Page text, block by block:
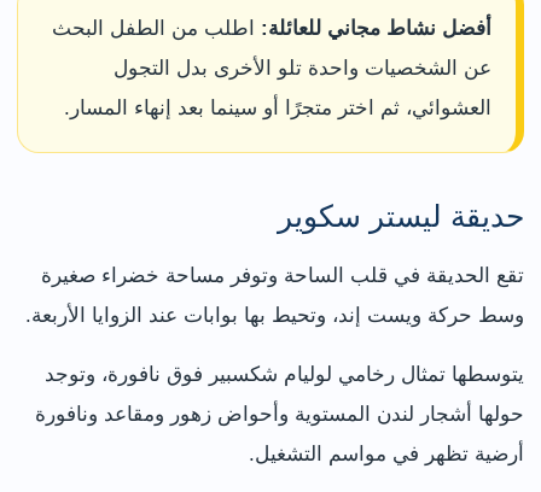
أفضل نشاط مجاني للعائلة: اطلب من الطفل البحث
عن الشخصيات واحدة تلو الأخرى بدل التجول
العشوائي، ثم اختر متجرًا أو سينما بعد إنهاء المسار.
حديقة ليستر سكوير
تقع الحديقة في قلب الساحة وتوفر مساحة خضراء صغيرة
وسط حركة ويست إند، وتحيط بها بوابات عند الزوايا الأربعة.
يتوسطها تمثال رخامي لوليام شكسبير فوق نافورة، وتوجد
حولها أشجار لندن المستوية وأحواض زهور ومقاعد ونافورة
أرضية تظهر في مواسم التشغيل.